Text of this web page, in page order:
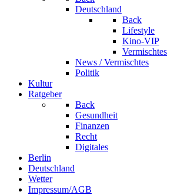
Deutschland
Back
Lifestyle
Kino-VIP
Vermischtes
News / Vermischtes
Politik
Kultur
Ratgeber
Back
Gesundheit
Finanzen
Recht
Digitales
Berlin
Deutschland
Wetter
Impressum/AGB